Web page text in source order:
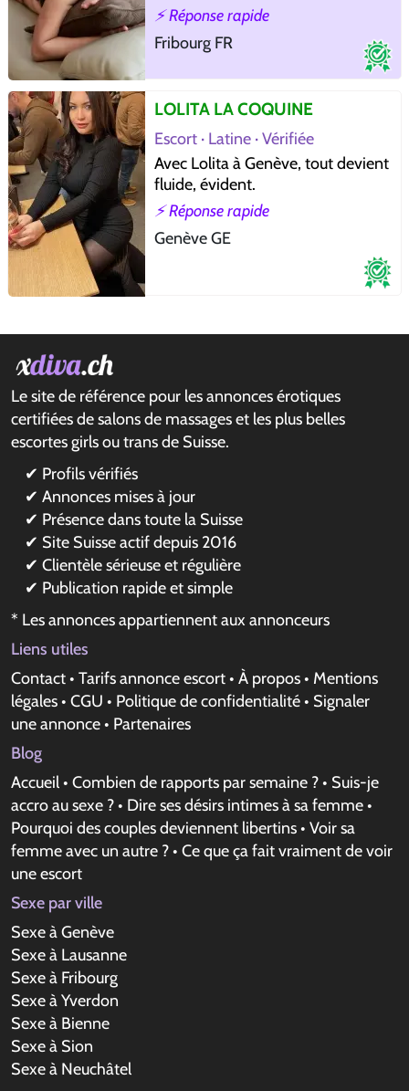
⚡ Réponse rapide
Fribourg FR
LOLITA LA COQUINE
Escort · Latine · Vérifiée
Avec Lolita à Genève, tout devient
fluide, évident.
⚡ Réponse rapide
Genève GE
Le site de référence pour les annonces érotiques
certifiées de salons de massages et les plus belles
escortes girls ou trans de Suisse.
✔ Profils vérifiés
✔ Annonces mises à jour
✔ Présence dans toute la Suisse
✔ Site Suisse actif depuis 2016
✔ Clientèle sérieuse et régulière
✔ Publication rapide et simple
* Les annonces appartiennent aux annonceurs
Liens utiles
Contact • Tarifs annonce escort • À propos • Mentions
légales • CGU • Politique de confidentialité • Signaler
une annonce • Partenaires
Blog
Accueil • Combien de rapports par semaine ? • Suis-je
accro au sexe ? • Dire ses désirs intimes à sa femme •
Pourquoi des couples deviennent libertins • Voir sa
femme avec un autre ? • Ce que ça fait vraiment de voir
une escort
Sexe par ville
Sexe à Genève
Sexe à Lausanne
Sexe à Fribourg
Sexe à Yverdon
Sexe à Bienne
Sexe à Sion
Sexe à Neuchâtel